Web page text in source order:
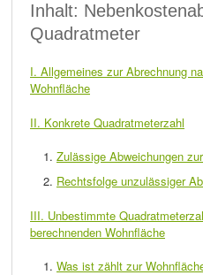
Inhalt:
Quadratmeter
I. Allgemeines zur Abrechnung
Wohnfläche
II. Konkrete Quadratmeterzahl
Zulässige Abweichungen
Rechtsfolge unzulässiger
III. Unbestimmte
berechnenden Wohnfläche
Was ist zählt zur